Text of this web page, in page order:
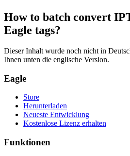
How to batch convert
Eagle tags?
Dieser Inhalt wurde noch nicht in
Ihnen unten die englische Version.
Eagle
Store
Herunterladen
Neueste Entwicklung
Kostenlose Lizenz erhalten
Funktionen